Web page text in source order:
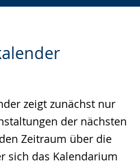
zeigt zunächst nur
der nächsten
Zeitraum über die
sich das Kalendarium